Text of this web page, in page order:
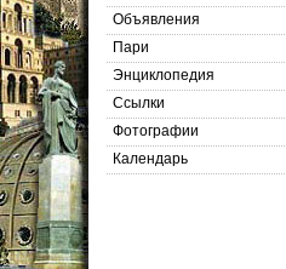
Объявления
Пари
Энциклопедия
Cсылки
Фотографии
Календарь